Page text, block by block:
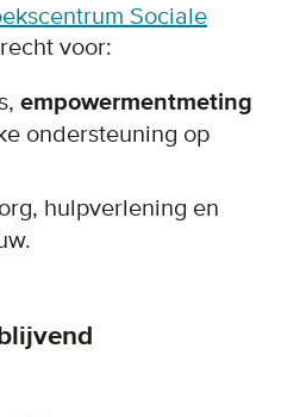
Sociale
voor:
empowermentmeting
ondersteuning op
hulpverlening en